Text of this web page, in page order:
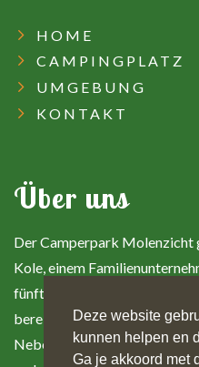
Deze website
kunnen helpen en
Ga je akkoord met
HOME
CAMPINGPLATZ
UMGEBUNG
KONTAKT
Über uns
Der Camperpark
Kole, einem
fünften Generation Kole des
bereits in der sechsten
Neben dem Obstanbau